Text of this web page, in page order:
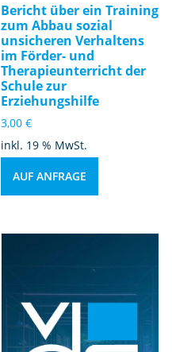
Bericht über ein Training
zum Abbau sozial
unsicheren Verhaltens
im Förder- und
Therapieunterricht der
Schule zur
Erziehungshilfe
3,00€
inkl. 19 % MwSt.
AUF ANFRAGE